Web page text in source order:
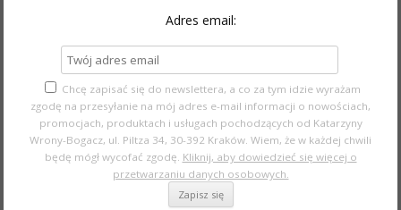
June 2021
May 2021
April 2021
March 2021
February 2021
January 2021
Adres email:
Chcę zapisać się do newslettera, a co za tym idzie wyrażam
zgodę na przesyłanie na mój adres e-mail informacji o nowościach,
promocjach, produktach i usługach pochodzących od Katarzyny
Wrony-Bogacz, ul. Piltza 34, 30-392 Kraków. Wiem, że w każdej chwili
będę mógł wycofać zgodę. Kliknij, aby dowiedzieć się więcej o
przetwarzaniu danych osobowych.